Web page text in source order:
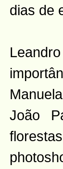
dias de
João